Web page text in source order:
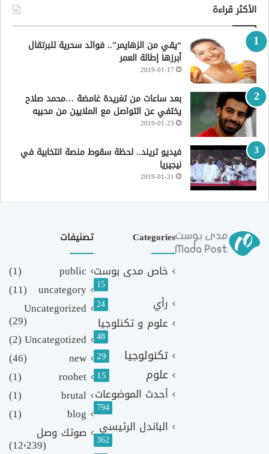
الأكثر قراءة
“يقي من الزهايمر”.. فوائد سحرية للبرتقال
أبرزها إطالة العمر
2019-01-17
بعد ساعات من تغريدة غامضة …محمد صلاح
يختفي عن التواصل مع الملايين من محبيه
2019-01-23
فيديو تريند.. لحظة سقوط منصة انتخابية في
نيجيريا
2019-01-31
Categories
خاص مدى بوست
15
رأي 24
علوم و تكنلوجيا
48
تكنولوجيا 29
علوم 15
أحدث الموضوعات
794
الباندل الرئيسي
362
تصنيفات
public
(1)
uncategory
(11)
Uncategorized
(29)
Uncategotized
(2)
new
(46)
roobet
(1)
brutal
(1)
blog
(1)
صوتك وصل
(12٬239)